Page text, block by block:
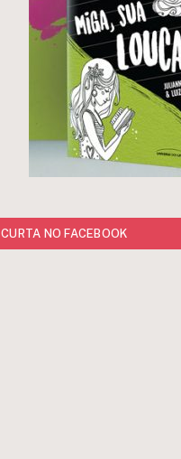
CURTA NO FACEBOOK